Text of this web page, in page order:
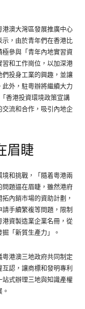
澳大灣區發展推廣中心
，由於青年們在香港比
參與「青年內地實習資
習和工作崗位，以加深港
投身工業的興趣，並讓
外，駐粵辦將繼續大力
香港投資環境政策宣講
流和合作，吸引內地企
眉睫
和挑戰，「隨着粵港兩
題逼在眉睫，雖然港府
內銷市場的資助計劃，
手續繁複等問題，限制
資製造業企業名冊，從
「新質生產力」。
港澳三地政府共同制定
認，讓商標和發明專利
式辦理三地與知識產權